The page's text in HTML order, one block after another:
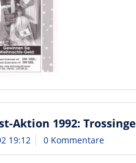
Aktion 1992:
19:12 0 Kommentare